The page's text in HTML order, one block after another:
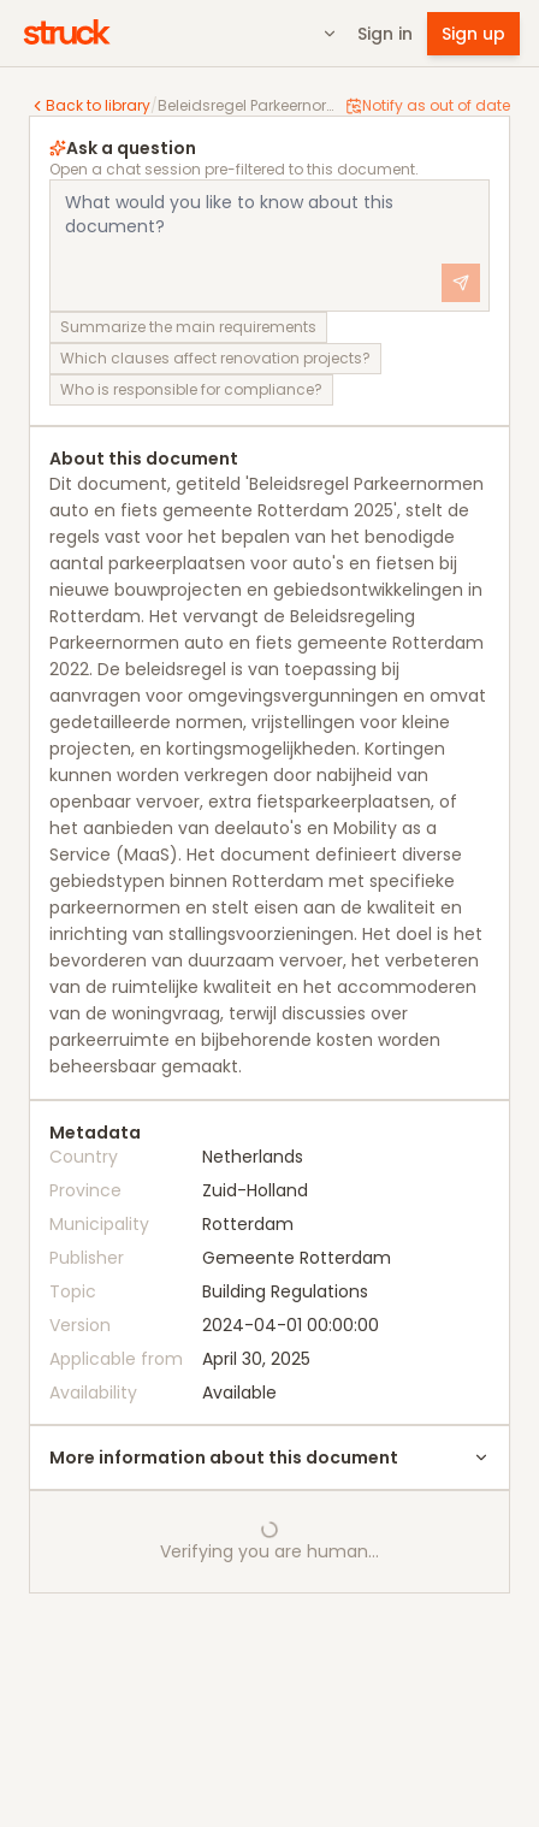
Sign in Sign up
Back to library/ Beleidsregel Parkeernormen auto en fiets gemeente Rotterdam 2025 Notify as out of date
Beleidsregel Parkeernormen auto en fiets gemeente
Ask a question
Open a chat session pre-filtered to this document.
Summarize the main requirements
Which clauses affect renovation projects?
Who is responsible for compliance?
About this document
Dit document, getiteld 'Beleidsregel Parkeernormen
auto en fiets gemeente Rotterdam 2025', stelt de
regels vast voor het bepalen van het benodigde
aantal parkeerplaatsen voor auto's en fietsen bij
nieuwe bouwprojecten en gebiedsontwikkelingen in
Rotterdam. Het vervangt de Beleidsregeling
Parkeernormen auto en fiets gemeente Rotterdam
2022. De beleidsregel is van toepassing bij
aanvragen voor omgevingsvergunningen en omvat
gedetailleerde normen, vrijstellingen voor kleine
projecten, en kortingsmogelijkheden. Kortingen
kunnen worden verkregen door nabijheid van
openbaar vervoer, extra fietsparkeerplaatsen, of
het aanbieden van deelauto's en Mobility as a
Service (MaaS). Het document definieert diverse
gebiedstypen binnen Rotterdam met specifieke
parkeernormen en stelt eisen aan de kwaliteit en
inrichting van stallingsvoorzieningen. Het doel is het
bevorderen van duurzaam vervoer, het verbeteren
van de ruimtelijke kwaliteit en het accommoderen
van de woningvraag, terwijl discussies over
parkeerruimte en bijbehorende kosten worden
beheersbaar gemaakt.
Metadata
Country
Netherlands
Province
Zuid-Holland
Municipality
Rotterdam
Publisher
Gemeente Rotterdam
Topic
Building Regulations
Version
2024-04-01 00:00:00
Applicable from
April 30, 2025
Availability
Available
More information about this document
Verifying you are human…